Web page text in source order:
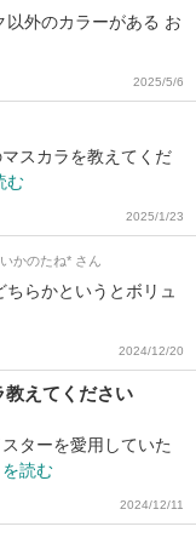
以外のカラーがある お
2025/5/6
スカラを教えてくだ
む
2025/1/23
かのたね* さん
らかというとボリュ
2024/12/20
教えてください
ターを愛用していた
読む
2024/12/11